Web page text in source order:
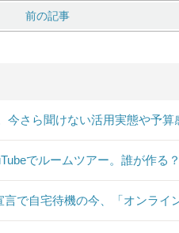
前の記事
今さら聞けない活用実態や予算
でルームツアー。誰が作る
言で自宅待機の今、「オンライ